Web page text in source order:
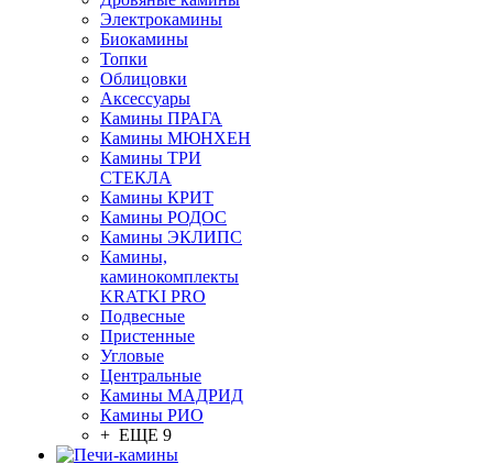
Электрокамины
Биокамины
Топки
Облицовки
Аксессуары
Камины ПРАГА
Камины МЮНХЕН
Камины ТРИ
СТЕКЛА
Камины КРИТ
Камины РОДОС
Камины ЭКЛИПС
Камины,
каминокомплекты
KRATKI PRO
Подвесные
Пристенные
Угловые
Центральные
Камины МАДРИД
Камины РИО
+ ЕЩЕ 9